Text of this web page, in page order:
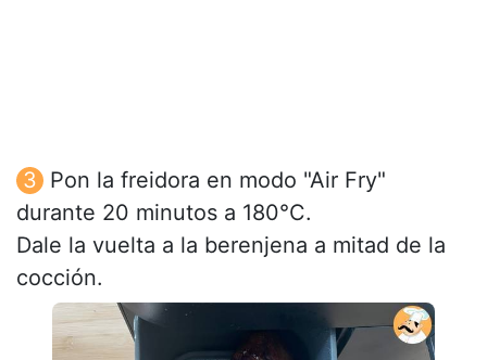
Pon la freidora en modo "Air Fry"
durante 20 minutos a 180°C.
Dale la vuelta a la berenjena a mitad de la
cocción.